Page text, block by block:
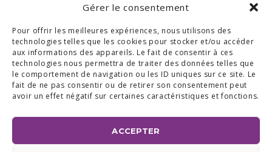
Gérer le consentement
Pour offrir les meilleures expériences, nous utilisons des
technologies telles que les cookies pour stocker et/ou accéder
aux informations des appareils. Le fait de consentir à ces
technologies nous permettra de traiter des données telles que
le comportement de navigation ou les ID uniques sur ce site. Le
fait de ne pas consentir ou de retirer son consentement peut
avoir un effet négatif sur certaines caractéristiques et fonctions.
ACCEPTER
4430 ANS TEL +32 (0) 2 387 43 32 | FAX +32 (0) 2 663 70 09
©2025 ALL ACCESS | POLITIQUE DE CONFIDENTIALITÉ
|